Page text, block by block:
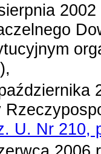
),
U. Nr 210,